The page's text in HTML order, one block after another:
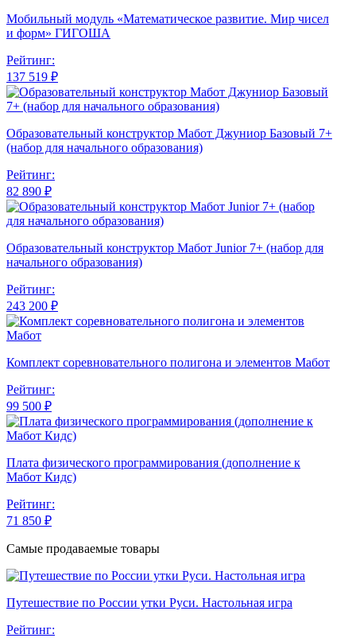
Мобильный модуль «Математическое развитие. Мир чисел
и форм» ГИГОША
Рейтинг:
137 519 ₽
Образовательный конструктор Мабот Джуниор Базовый 7+
(набор для начального образования)
Рейтинг:
82 890 ₽
Образовательный конструктор Мабот Junior 7+ (набор для
начального образования)
Рейтинг:
243 200 ₽
Комплект соревновательного полигона и элементов Мабот
Рейтинг:
99 500 ₽
Плата физического программирования (дополнение к
Мабот Кидс)
Рейтинг:
71 850 ₽
Самые продаваемые товары
Путешествие по России утки Руси. Настольная игра
Рейтинг: